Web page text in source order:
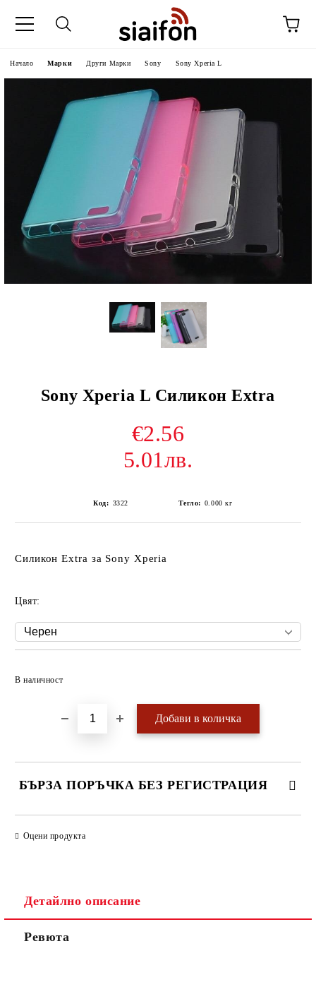
Начало Марки Други Марки Sony Sony Xperia L
Sony Xperia L Силикон Extra
€2.56
5.01лв.
Код: 3322 Тегло: 0.000 кг
Силикон Extra за Sony Xperia
Цвят:
В наличност
БЪРЗА ПОРЪЧКА БЕЗ РЕГИСТРАЦИЯ
Оцени продукта
Детайлно описание
Ревюта